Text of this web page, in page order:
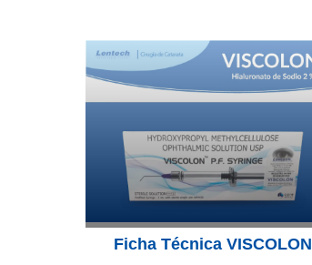
Ficha Técnica VISCOLON